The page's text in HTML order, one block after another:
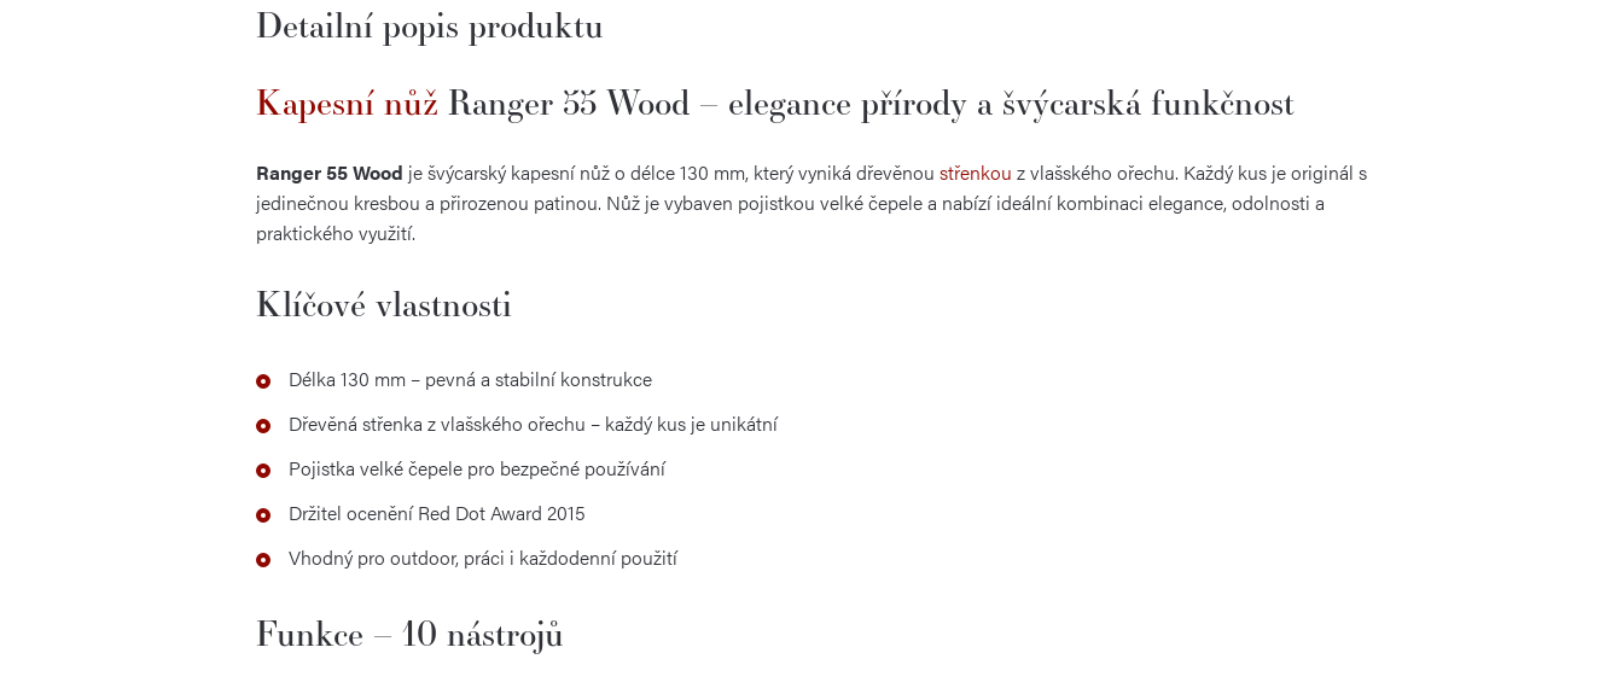
Detailní popis produktu
Kapesní nůž Ranger 55 Wood – elegance přírody a švýcarská funkčnost
Ranger 55 Wood je švýcarský kapesní nůž o délce 130 mm, který vyniká dřevěnou střenkou z vlašského ořechu. Každý kus je originál s
jedinečnou kresbou a přirozenou patinou. Nůž je vybaven pojistkou velké čepele a nabízí ideální kombinaci elegance, odolnosti a
praktického využití.
Klíčové vlastnosti
Délka 130 mm – pevná a stabilní konstrukce
Dřevěná střenka z vlašského ořechu – každý kus je unikátní
Pojistka velké čepele pro bezpečné používání
Držitel ocenění Red Dot Award 2015
Vhodný pro outdoor, práci i každodenní použití
Funkce – 10 nástrojů